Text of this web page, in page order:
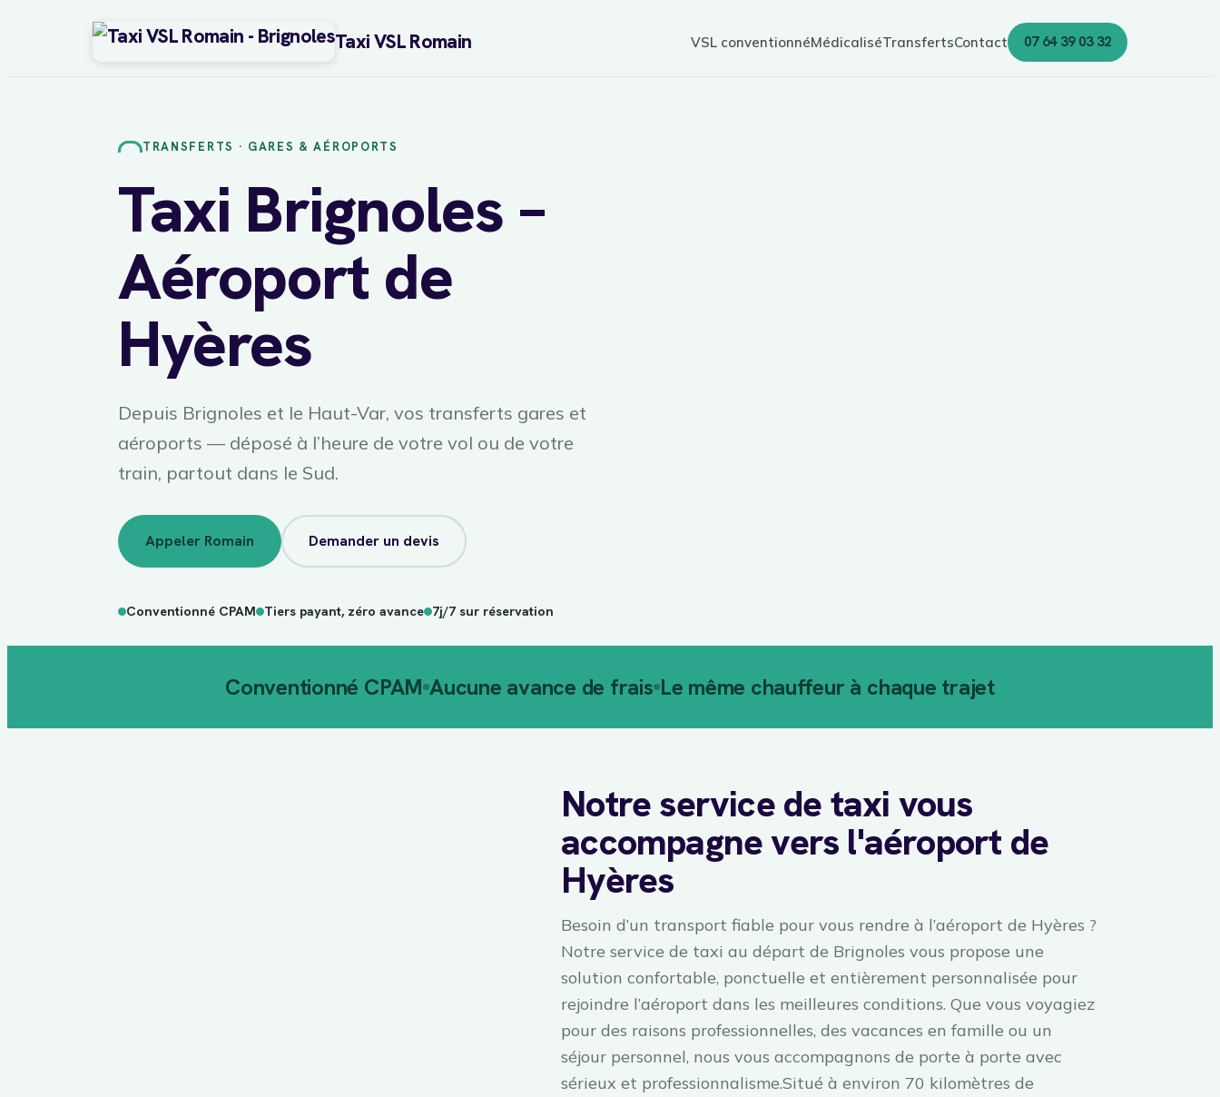
Taxi VSL Romain VSL conventionnéMédicaliséTransfertsContact 07 64 39 03 32
TRANSFERTS · GARES & AÉROPORTS
Taxi Brignoles –
Aéroport de
Hyères
Depuis Brignoles et le Haut-Var, vos transferts gares et
aéroports — déposé à l’heure de votre vol ou de votre
train, partout dans le Sud.
Appeler Romain Demander un devis
Conventionné CPAM Tiers payant, zéro avance 7j/7 sur réservation
Conventionné CPAM Aucune avance de frais Le même chauffeur à chaque trajet
Notre service de taxi vous
accompagne vers l'aéroport de
Hyères
Besoin d’un transport fiable pour vous rendre à l’aéroport de Hyères ?
Notre service de taxi au départ de Brignoles vous propose une
solution confortable, ponctuelle et entièrement personnalisée pour
rejoindre l’aéroport dans les meilleures conditions. Que vous voyagiez
pour des raisons professionnelles, des vacances en famille ou un
séjour personnel, nous vous accompagnons de porte à porte avec
sérieux et professionnalisme.Situé à environ 70 kilomètres de